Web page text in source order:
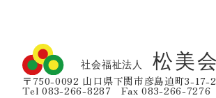
〒750-0092 山口県下関市彦島迫町3-17-2
Tel 083-266-8287 Fax 083-266-7276